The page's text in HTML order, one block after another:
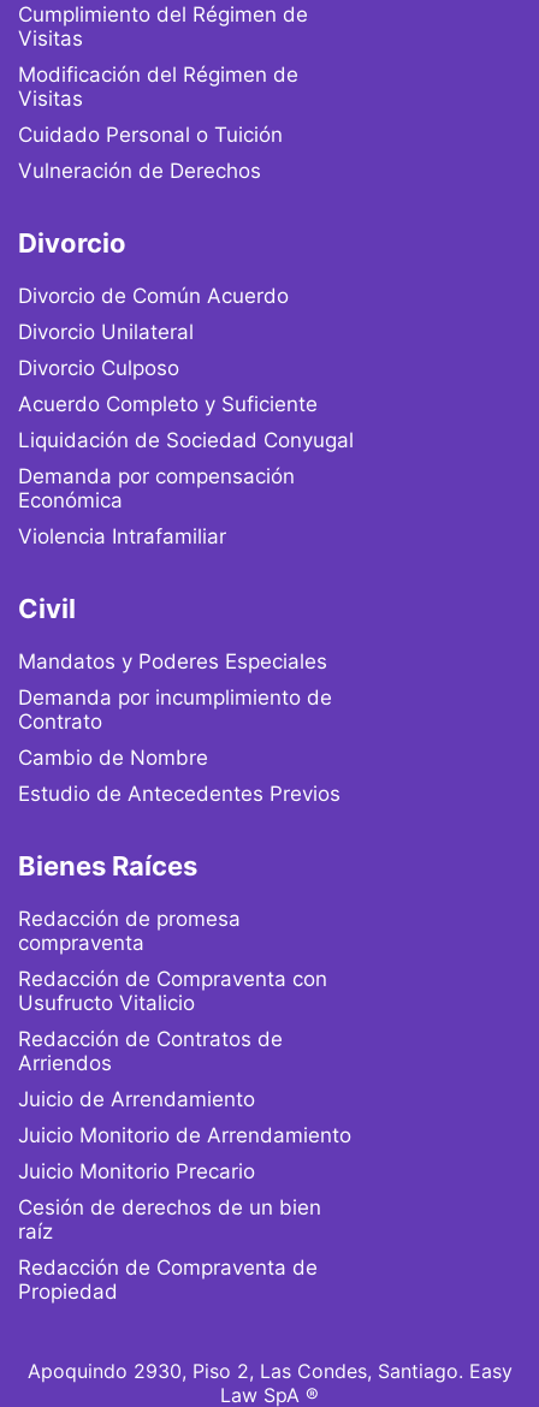
Cumplimiento del Régimen de
Visitas
Modificación del Régimen de
Visitas
Cuidado Personal o Tuición
Vulneración de Derechos
Divorcio
Divorcio de Común Acuerdo
Divorcio Unilateral
Divorcio Culposo
Acuerdo Completo y Suficiente
Liquidación de Sociedad Conyugal
Demanda por compensación
Económica
Violencia Intrafamiliar
Civil
Mandatos y Poderes Especiales
Demanda por incumplimiento de
Contrato
Cambio de Nombre
Estudio de Antecedentes Previos
Bienes Raíces
Redacción de promesa
compraventa
Redacción de Compraventa con
Usufructo Vitalicio
Redacción de Contratos de
Arriendos
Juicio de Arrendamiento
Juicio Monitorio de Arrendamiento
Juicio Monitorio Precario
Cesión de derechos de un bien
raíz
Redacción de Compraventa de
Propiedad
Apoquindo 2930, Piso 2, Las Condes, Santiago. Easy
Law SpA ®